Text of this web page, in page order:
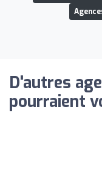
D'autres
pourraient